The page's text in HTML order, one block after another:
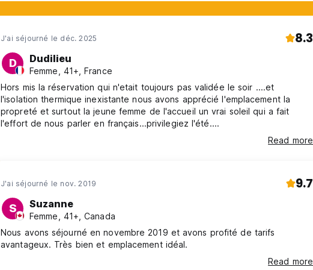
J'ai séjourné le déc. 2025 8.3
D Dudilieu
Femme, 41+, France
Hors mis la réservation qui n'etait toujours pas validée le soir ....et
l'isolation thermique inexistante nous avons apprécié l'emplacement la
propreté et surtout la jeune femme de l'accueil un vrai soleil qui a fait
l'effort de nous parler en français...privilegiez l'été....
Read more
J'ai séjourné le nov. 2019 9.7
S Suzanne
Femme, 41+, Canada
Nous avons séjourné en novembre 2019 et avons profité de tarifs
avantageux. Très bien et emplacement idéal.
Read more